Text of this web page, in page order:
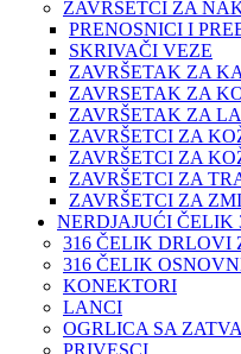
ZAVRŠETCI ZA
PRENOSNICI I
SKRIVAČI VEZE
ZAVRŠETAK ZA
ZAVRSETAK ZA
ZAVRŠETAK ZA
ZAVRŠETCI ZA
ZAVRŠETCI ZA
ZAVRŠETCI ZA
ZAVRŠETCI ZA
NERDJAJUĆI ČELIK
316 ČELIK DRLOVI
316 ČELIK
KONEKTORI
LANCI
OGRLICA SA
PRIVESCI